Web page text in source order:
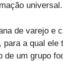
universal.
de varejo e
para a qual ele
de um grupo